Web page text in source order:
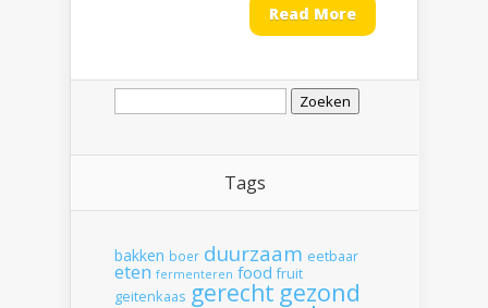
Read More
Zoeken
Tags
bakken boer duurzaam eetbaar
eten fermenteren food fruit
geitenkaas gerecht gezond